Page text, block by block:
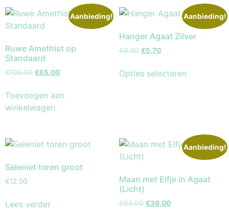
Aanbieding!
Ruwe Amethist op
Standaard
€105.00 €65.00
Toevoegen aan
winkelwagen
Aanbieding!
Hanger Agaat Zilver
€9.50 €5.70
Opties selecteren
Seleniet toren groot
€12.50
Lees verder
Aanbieding!
Maan met Elfje in Agaat
(Licht)
€65.00 €39.00